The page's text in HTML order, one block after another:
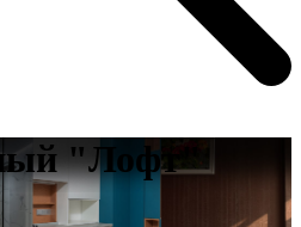
"Лофт"